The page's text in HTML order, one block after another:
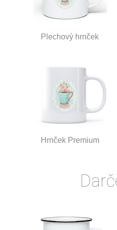
Plechový hrnček
Hrnček Premium